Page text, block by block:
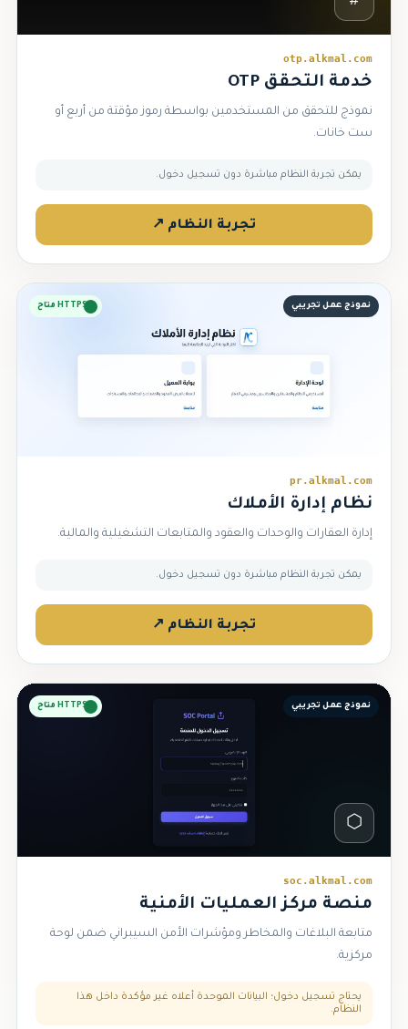
otp.alkmal.com
خدمة التحقق OTP
نموذج للتحقق من المستخدمين بواسطة رموز مؤقتة من أربع أو
ست خانات.
يمكن تجربة النظام مباشرة دون تسجيل دخول.
تجربة النظام ↗
نموذج عمل تجريبي HTTPS متاح
pr.alkmal.com
نظام إدارة الأملاك
إدارة العقارات والوحدات والعقود والمتابعات التشغيلية والمالية.
يمكن تجربة النظام مباشرة دون تسجيل دخول.
تجربة النظام ↗
نموذج عمل تجريبي HTTPS متاح
⬡
soc.alkmal.com
منصة مركز العمليات الأمنية
متابعة البلاغات والمخاطر ومؤشرات الأمن السيبراني ضمن لوحة
مركزية.
يحتاج تسجيل دخول؛ البيانات الموحدة أعلاه غير مؤكدة داخل هذا
النظام.